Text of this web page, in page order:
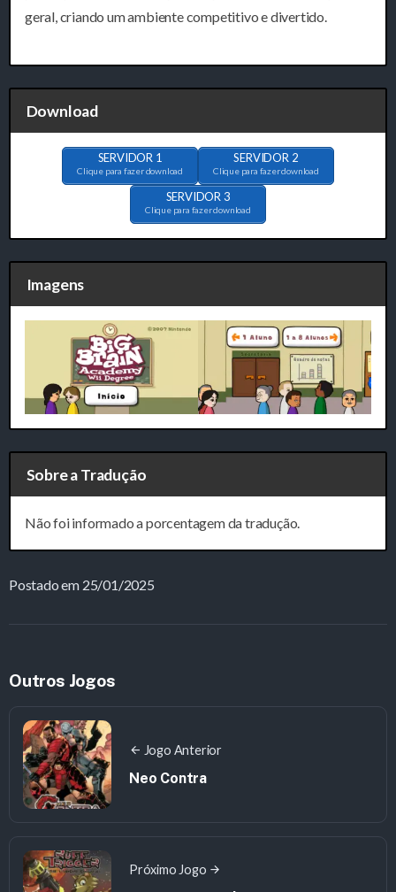
geral, criando um ambiente competitivo e divertido.
Download
SERVIDOR 1
Clique para fazer download
SERVIDOR 2
Clique para fazer download
SERVIDOR 3
Clique para fazer download
Imagens
Sobre a Tradução
Não foi informado a porcentagem da tradução.
Postado em 25/01/2025
Outros Jogos
Jogo Anterior
Neo Contra
Próximo Jogo